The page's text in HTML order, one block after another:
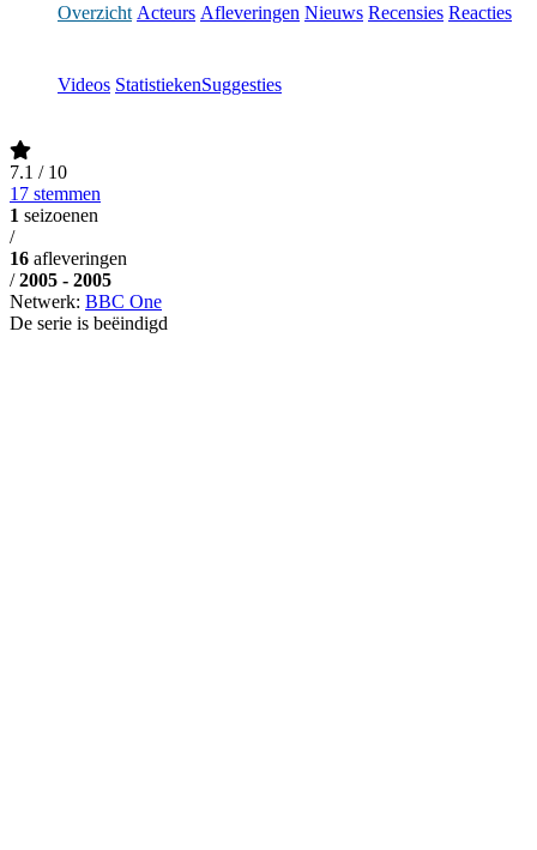
Overzicht Acteurs Afleveringen Nieuws Recensies Reacties
Videos StatistiekenSuggesties
7.1 / 10
17 stemmen
1 seizoenen
/
16 afleveringen
/ 2005 - 2005
Netwerk: BBC One
De serie is beëindigd